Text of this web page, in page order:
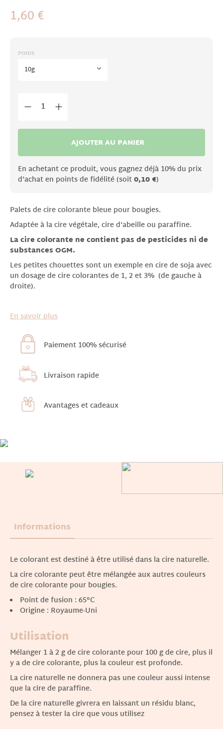
1,60 €
POIDS
10g
AJOUTER AU PANIER
En achetant ce produit, vous gagnez déjà 10% du prix
d'achat en points de fidélité (soit0,10 €)
Palets de cire colorante bleue pour bougies.
Adaptée à la cire végétale, cire d'abeille ou paraffine.
La cire colorante ne contient pas de pesticides ni de
substances OGM.
Les petites chouettes sont un exemple en cire de soja avec
un dosage de cire colorantes de 1, 2 et 3% (de gauche à
droite).
En savoir plus
Paiement 100% sécurisé
Livraison rapide
Avantages et cadeaux
Informations
Le colorant est destiné à être utilisé dans la cire naturelle.
La cire colorante peut être mélangée aux autres couleurs
de cire colorante pour bougies.
Point de fusion : 65°C
Origine : Royaume-Uni
Utilisation
Mélanger 1 à 2 g de cire colorante pour 100 g de cire, plus il
y a de cire colorante, plus la couleur est profonde.
La cire naturelle ne donnera pas une couleur aussi intense
que la cire de paraffine.
De la cire naturelle givrera en laissant un résidu blanc,
pensez à tester la cire que vous utilisez